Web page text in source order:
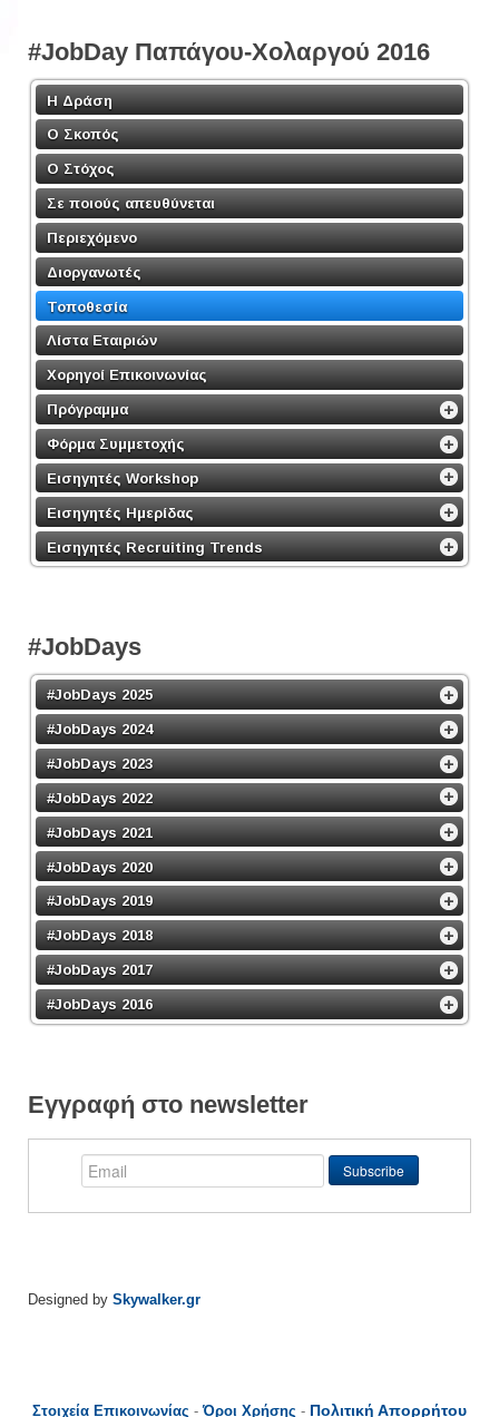
#JobDay Παπάγου-Χολαργού 2016
Η Δράση
Ο Σκοπός
Ο Στόχος
Σε ποιούς απευθύνεται
Περιεχόμενο
Διοργανωτές
Τοποθεσία
Λίστα Εταιριών
Χορηγοί Επικοινωνίας
Πρόγραμμα
Φόρμα Συμμετοχής
Εισηγητές Workshop
Εισηγητές Ημερίδας
Εισηγητές Recruiting Trends
#JobDays
#JobDays 2025
#JobDays 2024
#JobDays 2023
#JobDays 2022
#JobDays 2021
#JobDays 2020
#JobDays 2019
#JobDays 2018
#JobDays 2017
#JobDays 2016
Εγγραφή στο newsletter
Designed by Skywalker.gr
Στοιχεία Επικοινωνίας -Όροι Χρήσης - Πολιτική Απορρήτου